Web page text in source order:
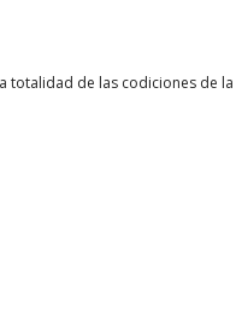
totalidad de las codiciones de la